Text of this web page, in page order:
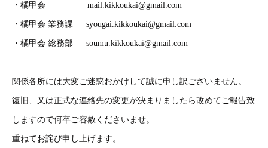
・橘甲会 mail.kikkoukai@gmail.com
・橘甲会 業務課 syougai.kikkoukai@gmail.com
・橘甲会 総務部 soumu.kikkoukai@gmail.com
関係各所には大変ご迷惑おかけして誠に申し訳ございません。
復旧、又は正式な連絡先の変更が決まりましたら改めてご報告致
しますので何卒ご容赦くださいませ。
重ねてお詫び申し上げます。